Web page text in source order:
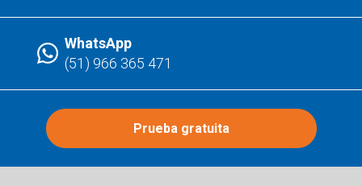
WhatsApp
(51) 966 365 471
Prueba gratuita